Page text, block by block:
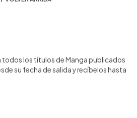
todos los títulos de Manga publicados
su fecha de salida y recíbelos hasta